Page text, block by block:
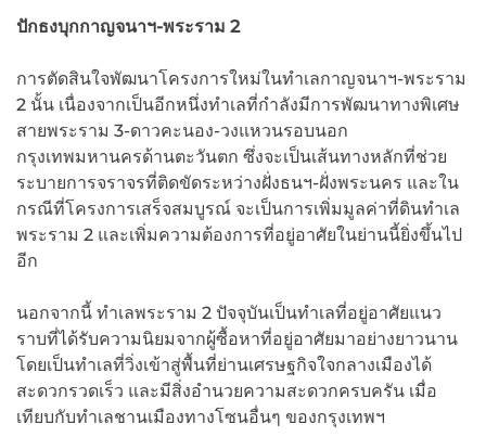
ปักธงบุกกาญจนาฯ-พระราม 2
การตัดสินใจพัฒนาโครงการใหม่ในทำเลกาญจนาฯ-พระราม
2 นั้น เนื่องจากเป็นอีกหนึ่งทำเลที่กำลังมีการพัฒนาทางพิเศษ
สายพระราม 3-ดาวคะนอง-วงแหวนรอบนอก
กรุงเทพมหานครด้านตะวันตก ซึ่งจะเป็นเส้นทางหลักที่ช่วย
ระบายการจราจรที่ติดขัดระหว่างฝั่งธนฯ-ฝั่งพระนคร และใน
กรณีที่โครงการเสร็จสมบูรณ์ จะเป็นการเพิ่มมูลค่าที่ดินทำเล
พระราม 2 และเพิ่มความต้องการที่อยู่อาศัยในย่านนี้ยิ่งขึ้นไป
อีก
นอกจากนี้ ทำเลพระราม 2 ปัจจุบันเป็นทำเลที่อยู่อาศัยแนว
ราบที่ได้รับความนิยมจากผู้ซื้อหาที่อยู่อาศัยมาอย่างยาวนาน
โดยเป็นทำเลที่วิ่งเข้าสู่พื้นที่ย่านเศรษฐกิจใจกลางเมืองได้
สะดวกรวดเร็ว และมีสิ่งอำนวยความสะดวกครบครัน เมื่อ
เทียบกับทำเลชานเมืองทางโซนอื่นๆ ของกรุงเทพฯ​